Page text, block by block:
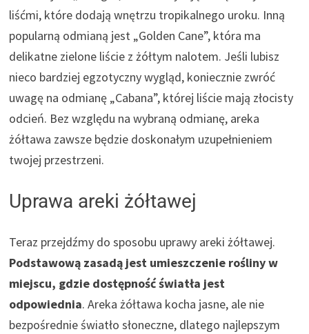
liśćmi, które dodają wnętrzu tropikalnego uroku. Inną
popularną odmianą jest „Golden Cane”, która ma
delikatne zielone liście z żółtym nalotem. Jeśli lubisz
nieco bardziej egzotyczny wygląd, koniecznie zwróć
uwagę na odmianę „Cabana”, której liście mają złocisty
odcień. Bez względu na wybraną odmianę, areka
żółtawa zawsze będzie doskonałym uzupełnieniem
twojej przestrzeni.
Uprawa areki żółtawej
Teraz przejdźmy do sposobu uprawy areki żółtawej.
Podstawową zasadą jest umieszczenie rośliny w
miejscu, gdzie dostępność światła jest
odpowiednia. Areka żółtawa kocha jasne, ale nie
bezpośrednie światło słoneczne, dlatego najlepszym